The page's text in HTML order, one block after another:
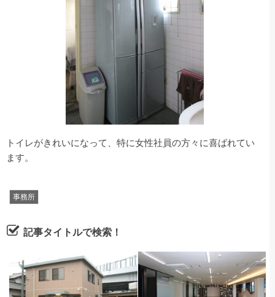
トイレがきれいになって、特に女性社員の方々に喜ばれてい
ます。
事務所
記事タイトルで検索！